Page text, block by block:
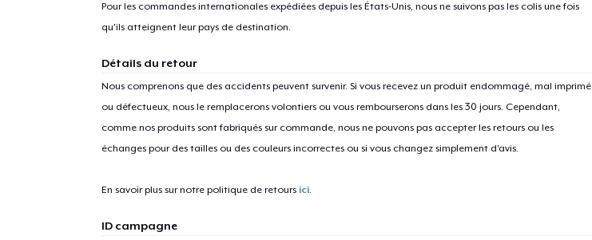
Pour les commandes internationales expédiées depuis les États-Unis, nous ne suivons pas les colis une fois
qu'ils atteignent leur pays de destination.
Détails du retour
Nous comprenons que des accidents peuvent survenir. Si vous recevez un produit endommagé, mal imprimé
ou défectueux, nous le remplacerons volontiers ou vous rembourserons dans les 30 jours. Cependant,
comme nos produits sont fabriqués sur commande, nous ne pouvons pas accepter les retours ou les
échanges pour des tailles ou des couleurs incorrectes ou si vous changez simplement d'avis.
En savoir plus sur notre politique de retours ici.
ID campagne
1article ajouté au Panier